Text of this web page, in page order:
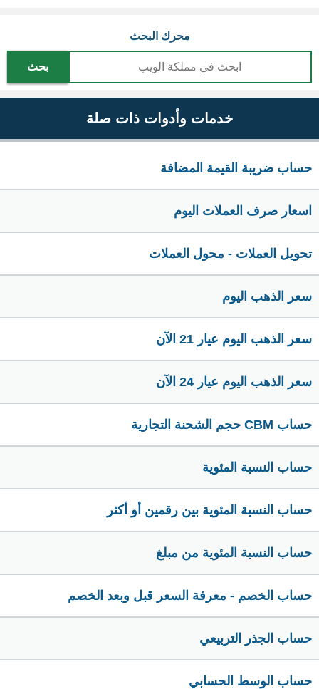
محرك البحث
بحث
خدمات وأدوات ذات صلة
حساب ضريبة القيمة المضافة
اسعار صرف العملات اليوم
تحويل العملات - محول العملات
سعر الذهب اليوم
سعر الذهب اليوم عيار 21 الآن
سعر الذهب اليوم عيار 24 الآن
حساب CBM حجم الشحنة التجارية
حساب النسبة المئوية
حساب النسبة المئوية بين رقمين أو أكثر
حساب النسبة المئوية من مبلغ
حساب الخصم - معرفة السعر قبل وبعد الخصم
حساب الجذر التربيعي
حساب الوسط الحسابي